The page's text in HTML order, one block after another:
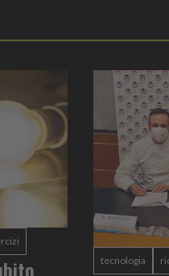
tecnologia